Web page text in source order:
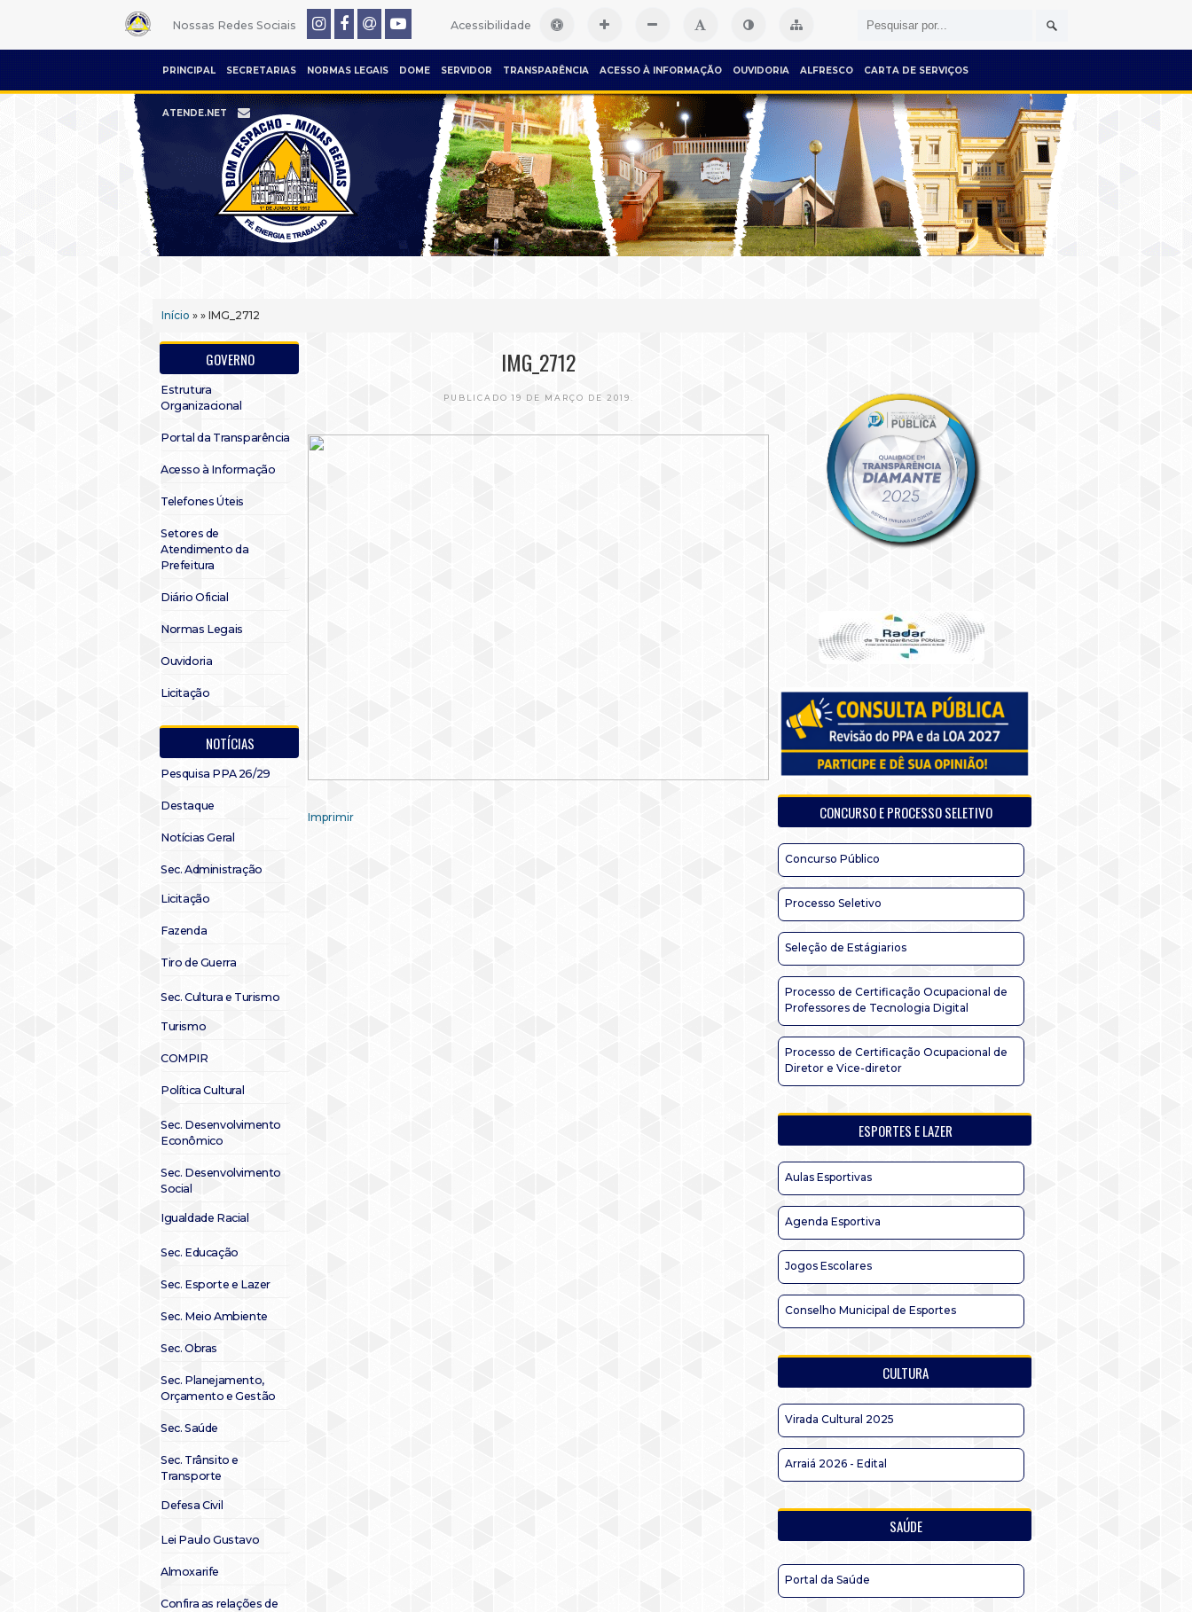
Nossas Redes Sociais Acessibilidade
PRINCIPAL SECRETARIAS NORMAS LEGAIS DOME SERVIDOR TRANSPARÊNCIA ACESSO À INFORMAÇÃO OUVIDORIA ALFRESCO CARTA DE SERVIÇOS
ATENDE.NET
Início » » IMG_2712
GOVERNO
Estrutura
Organizacional
Portal da Transparência
Acesso à Informação
Telefones Úteis
Setores de
Atendimento da
Prefeitura
Diário Oficial
Normas Legais
Ouvidoria
Licitação
NOTÍCIAS
Pesquisa PPA 26/29
Destaque
Notícias Geral
Sec. Administração
Licitação
Fazenda
Tiro de Guerra
Sec. Cultura e Turismo
Turismo
COMPIR
Política Cultural
Sec. Desenvolvimento
Econômico
Sec. Desenvolvimento
Social
Igualdade Racial
Sec. Educação
Sec. Esporte e Lazer
Sec. Meio Ambiente
Sec. Obras
Sec. Planejamento,
Orçamento e Gestão
Sec. Saúde
Sec. Trânsito e
Transporte
Defesa Civil
Lei Paulo Gustavo
Almoxarife
Confira as relações de
IMG_2712
PUBLICADO 19 DE MARÇO DE 2019.
Imprimir CONCURSO E PROCESSO SELETIVO
Concurso Público
Processo Seletivo
Seleção de Estágiarios
Processo de Certificação Ocupacional de
Professores de Tecnologia Digital
Processo de Certificação Ocupacional de
Diretor e Vice-diretor
ESPORTES E LAZER
Aulas Esportivas
Agenda Esportiva
Jogos Escolares
Conselho Municipal de Esportes
CULTURA
Virada Cultural 2025
Arraiá 2026 - Edital
SAÚDE
Portal da Saúde